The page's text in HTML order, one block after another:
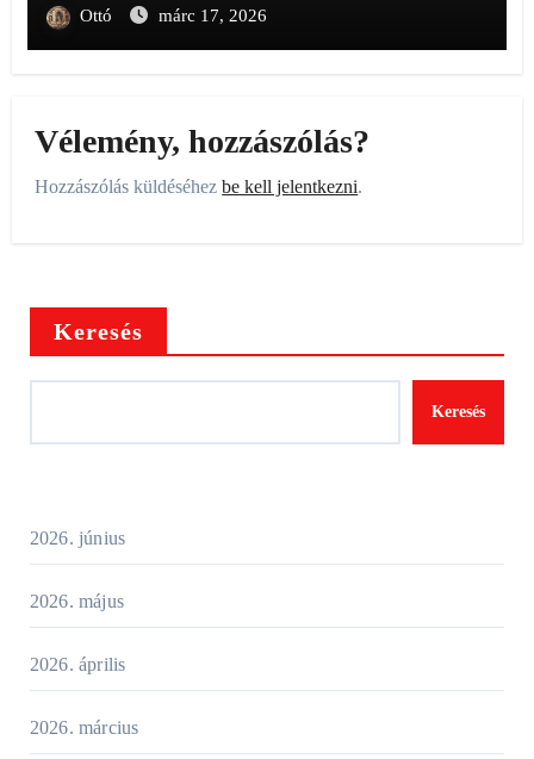
Ottó márc 17, 2026
Vélemény, hozzászólás?
Hozzászólás küldéséhezbe kell jelentkezni.
Keresés
Keresés
2026. június
2026. május
2026. április
2026. március